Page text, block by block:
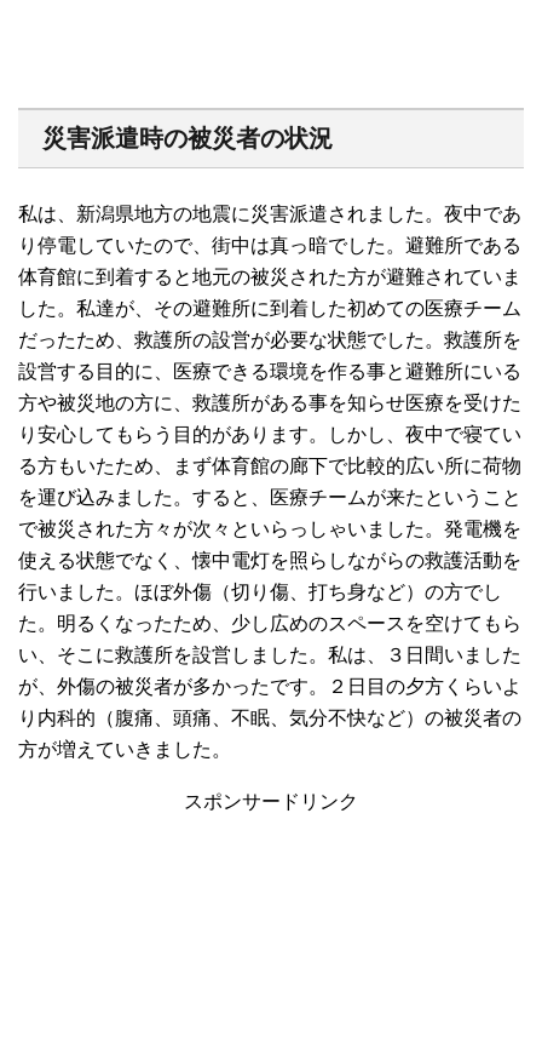
災害派遣時の被災者の状況
私は、新潟県地方の地震に災害派遣されました。夜中であ
り停電していたので、街中は真っ暗でした。避難所である
体育館に到着すると地元の被災された方が避難されていま
した。私達が、その避難所に到着した初めての医療チーム
だったため、救護所の設営が必要な状態でした。救護所を
設営する目的に、医療できる環境を作る事と避難所にいる
方や被災地の方に、救護所がある事を知らせ医療を受けた
り安心してもらう目的があります。しかし、夜中で寝てい
る方もいたため、まず体育館の廊下で比較的広い所に荷物
を運び込みました。すると、医療チームが来たということ
で被災された方々が次々といらっしゃいました。発電機を
使える状態でなく、懐中電灯を照らしながらの救護活動を
行いました。ほぼ外傷（切り傷、打ち身など）の方でし
た。明るくなったため、少し広めのスペースを空けてもら
い、そこに救護所を設営しました。私は、３日間いました
が、外傷の被災者が多かったです。２日目の夕方くらいよ
り内科的（腹痛、頭痛、不眠、気分不快など）の被災者の
方が増えていきました。
スポンサードリンク